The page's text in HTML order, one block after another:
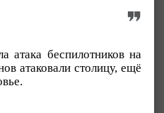
беспилотников на
атаковали столицу, ещё